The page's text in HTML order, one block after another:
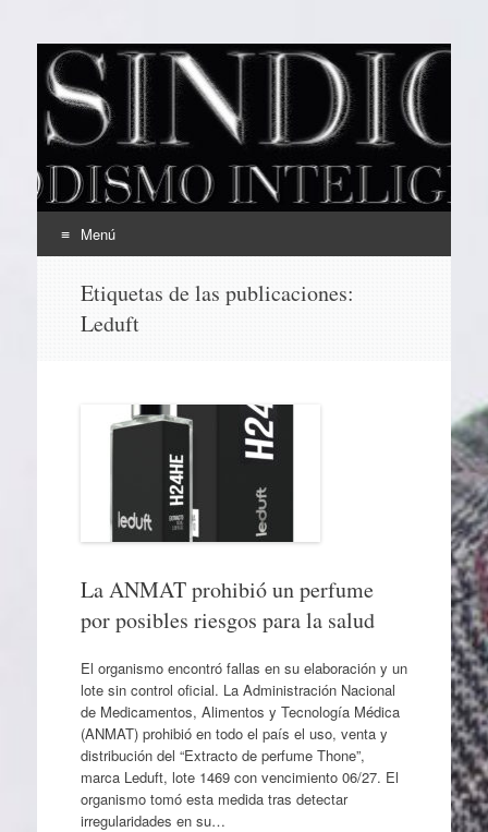
EL SINDICAL
Periodismo Inteligente
Menú
contenido
Etiquetas de las publicaciones:
Leduft
La ANMAT prohibió un perfume
por posibles riesgos para la salud
El organismo encontró fallas en su elaboración y un
lote sin control oficial. La Administración Nacional
de Medicamentos, Alimentos y Tecnología Médica
(ANMAT) prohibió en todo el país el uso, venta y
distribución del “Extracto de perfume Thone”,
marca Leduft, lote 1469 con vencimiento 06/27. El
organismo tomó esta medida tras detectar
irregularidades en su…